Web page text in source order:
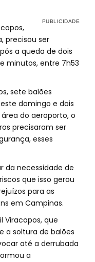
precisou ser
a queda de dois
minutos, entre 7h53
sete balões
domingo e dois
do aeroporto, o
precisaram ser
esses
da necessidade de
que isso gerou
para as
em Campinas.
Viracopos, que
a soltura de balões
até a derrubada
a